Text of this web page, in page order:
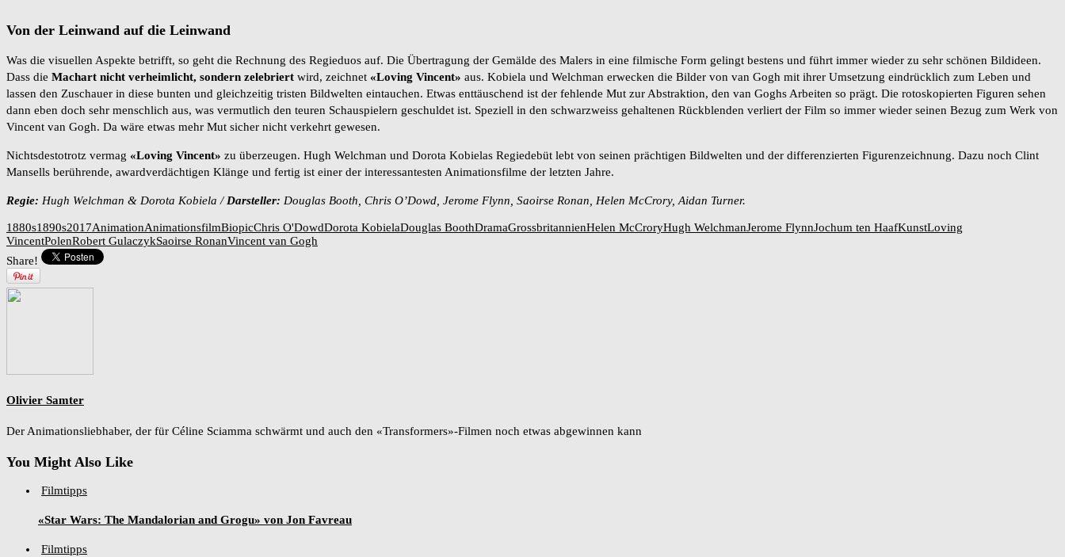
Von der Leinwand auf die Leinwand
Was die visuellen Aspekte betrifft, so geht die Rechnung des Regieduos auf. Die Übertragung der Gemälde des Malers in eine filmische Form gelingt bestens und führt immer wieder zu sehr schönen Bildideen.
Dass die Machart nicht verheimlicht, sondern zelebriert wird, zeichnet «Loving Vincent» aus. Kobiela und Welchman erwecken die Bilder von van Gogh mit ihrer Umsetzung eindrücklich zum Leben und
lassen den Zuschauer in diese bunten und gleichzeitig tristen Bildwelten eintauchen. Etwas enttäuschend ist der fehlende Mut zur Abstraktion, den van Goghs Arbeiten so prägt. Die rotoskopierten Figuren sehen
dann eben doch sehr menschlich aus, was vermutlich den teuren Schauspielern geschuldet ist. Speziell in den schwarzweiss gehaltenen Rückblenden verliert der Film so immer wieder seinen Bezug zum Werk von
Vincent van Gogh. Da wäre etwas mehr Mut sicher nicht verkehrt gewesen.
Nichtsdestotrotz vermag «Loving Vincent» zu überzeugen. Hugh Welchman und Dorota Kobielas Regiedebüt lebt von seinen prächtigen Bildwelten und der differenzierten Figurenzeichnung. Dazu noch Clint
Mansells berührende, awardverdächtigen Klänge und fertig ist einer der interessantesten Animationsfilme der letzten Jahre.
Regie: Hugh Welchman & Dorota Kobiela /Darsteller: Douglas Booth, Chris O’Dowd, Jerome Flynn, Saoirse Ronan, Helen McCrory, Aidan Turner.
1880s1890s2017AnimationAnimationsfilmBiopicChris O'DowdDorota KobielaDouglas BoothDramaGrossbritannienHelen McCroryHugh WelchmanJerome FlynnJochum ten HaafKunstLoving
VincentPolenRobert GulaczykSaoirse RonanVincent van Gogh
Share!
Olivier Samter
Der Animationsliebhaber, der für Céline Sciamma schwärmt und auch den «Transformers»-Filmen noch etwas abgewinnen kann
You Might Also Like
Filmtipps
«Star Wars: The Mandalorian and Grogu» von Jon Favreau
Filmtipps